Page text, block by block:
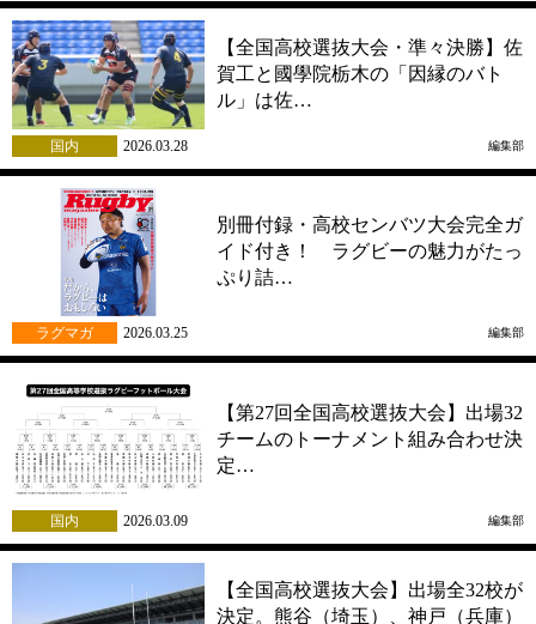
【全国高校選抜大会・準々決勝】佐
賀工と國學院栃木の「因縁のバト
ル」は佐…
国内 2026.03.28 編集部
別冊付録・高校センバツ大会完全ガ
イド付き！ ラグビーの魅力がたっ
ぷり詰…
ラグマガ 2026.03.25 編集部
【第27回全国高校選抜大会】出場32
チームのトーナメント組み合わせ決
定…
国内 2026.03.09 編集部
【全国高校選抜大会】出場全32校が
決定。熊谷（埼玉）、神戸（兵庫）